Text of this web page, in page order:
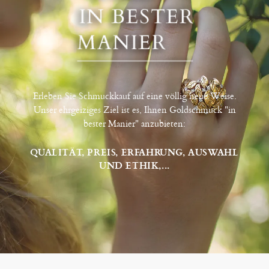
Erleben Sie Schmuckkauf auf eine völlig neue Weise.
Unser ehrgeiziges Ziel ist es, Ihnen Goldschmuck "in
bester Manier" anzubieten:
QUALITÄT, PREIS, ERFAHRUNG, AUSWAHL
UND ETHIK,...